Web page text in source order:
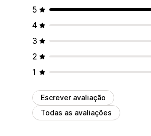
5
4
3
2
1
Escrever avaliação
Todas as avaliações